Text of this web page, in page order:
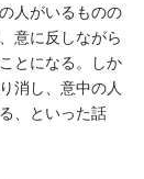
人がいるものの
意に反しながら
とになる。しか
消し、意中の人
、といった話